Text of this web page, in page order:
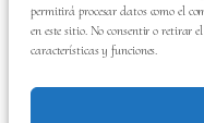
permitirá procesar datos como el
en este sitio. No consentir o retirar
características y funciones.